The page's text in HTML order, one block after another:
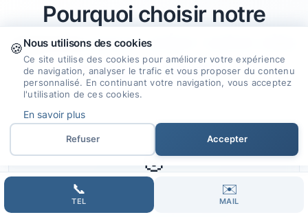
Pourquoi choisir notre
agence pour créer votre site
internet à Toulon ?
🎯
Expertise et Savoir-faire
📞
TEL
✉️
MAIL
🍪Nous utilisons des cookies
Ce site utilise des cookies pour améliorer votre expérience
de navigation, analyser le trafic et vous proposer du contenu
personnalisé. En continuant votre navigation, vous acceptez
l'utilisation de ces cookies.
En savoir plus
Refuser Accepter